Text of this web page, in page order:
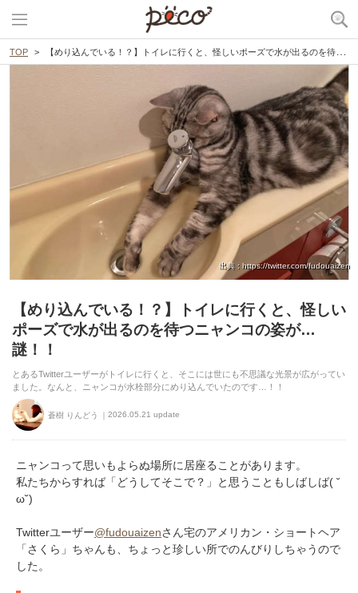
TOP 【めり込んでいる！？】トイレに行くと、怪しいポーズで水が出るのを待つニャンコの姿が…謎！！
出典 : https://twitter.com/fudouaizen
【めり込んでいる！？】トイレに行くと、怪しい
ポーズで水が出るのを待つニャンコの姿が…
謎！！
とあるTwitterユーザーがトイレに行くと、そこには世にも不思議な光景が広がってい
ました。なんと、ニャンコが水栓部分にめり込んでいたのです…！！
蒼樹 りんどう 2026.05.21 update
ニャンコって思いもよらぬ場所に居座ることがあります。
私たちからすれば「どうしてそこで？」と思うこともしばしば( ˘
ω˘)
Twitterユーザー@fudouaizenさん宅のアメリカン・ショートヘア
「さくら」ちゃんも、ちょっと珍しい所でのんびりしちゃうので
した。